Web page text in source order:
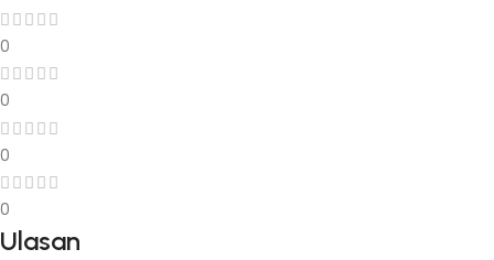
0
0
0
0
Ulasan